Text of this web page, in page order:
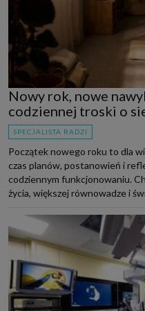
Nowy rok, nowe
codziennej troski o
SPECJALISTA RADZI
Początek nowego roku to dla
czas planów, postanowień i
codziennym funkcjonowaniu.
życia, większej równowadze i